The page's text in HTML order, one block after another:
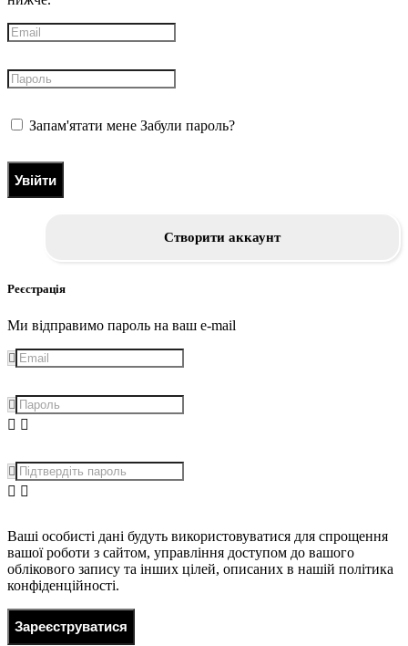
Запам'ятати мене Забули пароль?
Увійти
Створити аккаунт
Реєстрація
Ми відправимо пароль на ваш e-mail
Ваші особисті дані будуть використовуватися для спрощення
вашої роботи з сайтом, управління доступом до вашого
облікового запису та інших цілей, описаних в нашій політика
конфіденційності.
Зареєструватися